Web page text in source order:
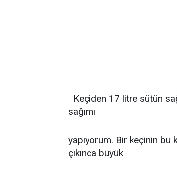
Keçiden 17 litre sütün
sağımı
yapıyorum. Bir keçinin
çıkınca büyük